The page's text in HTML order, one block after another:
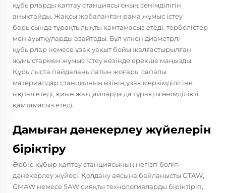
құбырларды қаптау станциясы оның сенімділігін
анықтайды. Жақсы жобаланған рама жұмыс істеу
барысында тұрақтылықты қамтамасыз етеді, тербелістер
мен ауытқуларды азайтады. Бұл үлкен диаметрлі
құбырлар немесе ұзақ уақыт бойы жалғастырылған
жұмыстармен жұмыс істеу кезінде ерекше маңызды.
Құрылыста пайдаланылатын жоғары сапалы
материалдар станцияның өзінің ұзақ мерзімділігіне
ықпал етеді, қиын жағдайларда да тұрақты өнімділікті
қамтамасыз етеді.
Дамыған дәнекерлеу жүйелерін
біріктіру
Әрбір құбыр қаптау станциясының негізгі бөлігі –
дәнекерлеу жүйесі. Қолдану аясына байланысты GTAW,
GMAW немесе SAW сияқты технологияларды біріктіріп,